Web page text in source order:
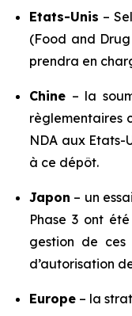
Etats-Unis –
(Food and
prendra en
Chine – la
règlementaires
NDA aux Etats-
à ce dépôt.
Japon – un
Phase 3 ont
gestion de ces
d’autorisation
Europe – la